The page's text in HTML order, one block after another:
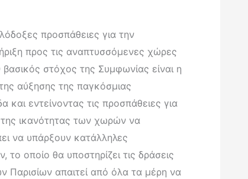
προσπάθειες για την
προς τις αναπτυσσόμενες χώρες
στόχος της Συμφωνίας είναι η
αύξησης της παγκόσμιας
εντείνοντας τις προσπάθειες για
της ικανότητας των χωρών να
να υπάρξουν κατάλληλες
οποίο θα υποστηρίζει τις δράσεις
απαιτεί από όλα τα μέρη να